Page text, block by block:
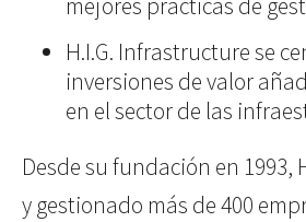
mejores prácticas de
H.I.G. Infrastructure se
inversiones de valor
en el sector de las
Desde su fundación en 1993,
y gestionado más de 400